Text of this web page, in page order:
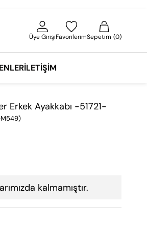
Üye GirişiFavorilerimSepetim 0
İLETIŞIM
Erkek Ayakkabı -51721-
kalmamıştır.